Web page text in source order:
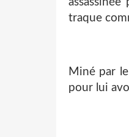
traque
Miné par
pour lui